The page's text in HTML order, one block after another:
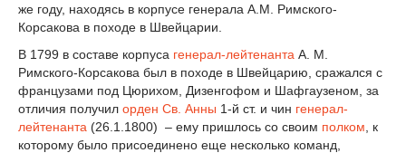
же году, находясь в корпусе генерала А.М. Римского-
Корсакова в походе в Швейцарии.
В 1799 в составе корпуса генерал-лейтенанта А. М.
Римского-Корсакова был в походе в Швейцарию, сражался с
французами под Цюрихом, Дизенгофом и Шафгаузеном, за
отличия получил орден Св. Анны 1-й ст. и чин генерал-
лейтенанта (26.1.1800) – ему пришлось со своим полком , к
которому было присоединено еще несколько команд,